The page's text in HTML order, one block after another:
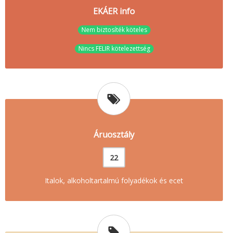
EKÁER info
Nem biztosíték köteles
Nincs FELIR kötelezettség
Áruosztály
22
Italok, alkoholtartalmú folyadékok és ecet